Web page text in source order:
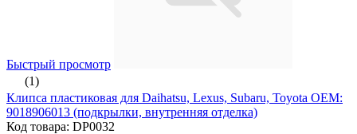
Быстрый просмотр
(1)
Клипса пластиковая для Daihatsu, Lexus, Subaru, Toyota ОЕМ:
9018906013 (подкрылки, внутренняя отделка)
Код товара: DP0032